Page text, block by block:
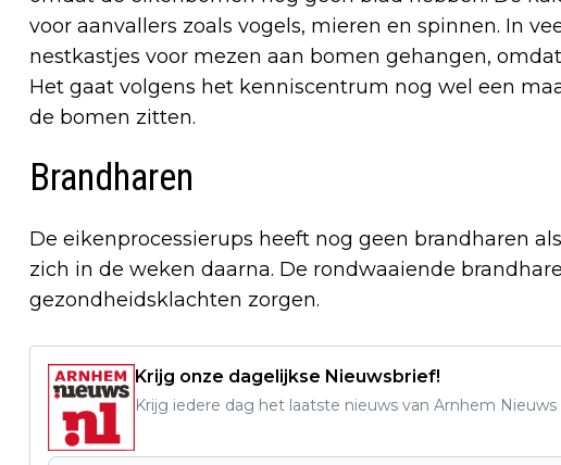
voor aanvallers zoals vogels, mieren en spinnen. In
nestkastjes voor mezen aan bomen gehangen,
Het gaat volgens het kenniscentrum nog wel een
de bomen zitten.
Brandharen
De eikenprocessierups heeft nog geen brandharen
zich in de weken daarna. De rondwaaiende
gezondheidsklachten zorgen.
Krijg onze dagelijkse Nieuwsbrief!
Krijg iedere dag het laatste nieuws van Arnhem Nieuws